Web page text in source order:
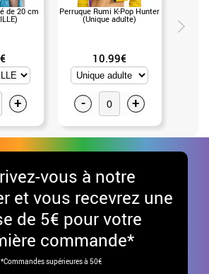
de 20 cm
+
Perruque Rumi K-Pop Hunter
(Unique adulte)
10.99€
- +
vous à notre
et vous recevrez une
de 5€ pour votre
commande*
*Commandes supérieures à 50€